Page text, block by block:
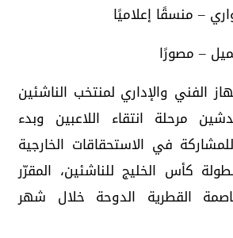
– منسقًا إعلاميًا
– مصورًا
الفني والإداري لمنتخب الناشئين
مرحلة انتقاء اللاعبين وبدء
في الاستحقاقات الخارجية
كأس الخليج للناشئين، المقرّر
القطرية الدوحة خلال شهر